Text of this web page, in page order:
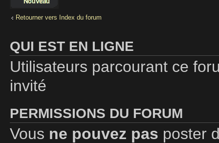
Retourner vers Index du forum
QUI EST EN LIGNE
Utilisateurs parcourant ce
invité
PERMISSIONS DU FORUM
Vous ne pouvez pas poster